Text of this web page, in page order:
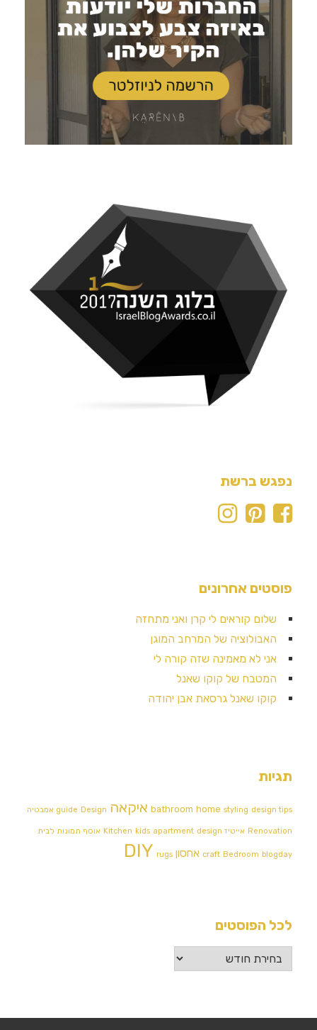
נפגש ברשת
פוסטים אחרונים
שלום קוראים לי קרן ואני מתחזה
האבולוציה של המרחב המוגן
אני לא מאמינה שזה קורה לי
המטבח של קוקו שאנל
קוקו שאנל גרסאת אבן יהודה
תגיות
bathroom home styling design tips איקאה guide Design אמבטיה
Renovation אייטיז Kitchen kids apartment design אוסף תמונות לבית
craft Bedroom blogday אחסון DIY rugs
לכל הפוסטים
לכל
הפוסטים